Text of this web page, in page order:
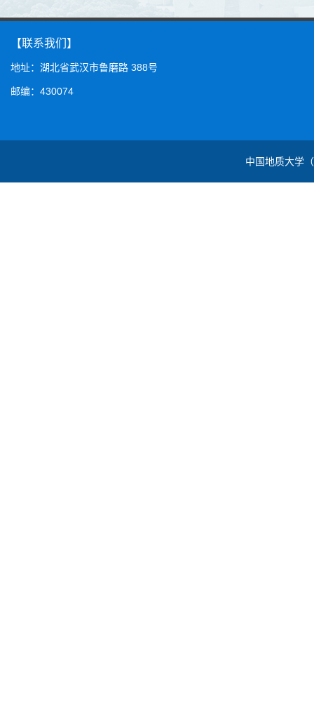
【联系我们】
地址：湖北省武汉市鲁磨路 388号
邮编：430074
中国地质大学